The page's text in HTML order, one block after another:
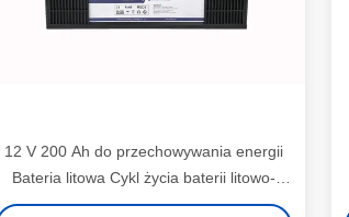
12 V 200 Ah do przechowywania energii
Bateria litowa Cykl życia baterii litowo-
żelazowo-fosforanowej